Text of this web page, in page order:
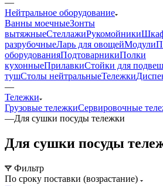
—
Нейтральное оборудование
Ванны моечныеЗонты
вытяжныеСтеллажиРукомойники
разрубочныеЛарь для овощейМодули
оборудованияПодтоварникиПолки
кухонныеПрилавкиСтойки для
тушСтолы нейтральныеТележки
—
Тележки
Грузовые тележкиСервировочные
—Для сушки посуды тележки
Для сушки посуды
Фильтр
По сроку поставки (возрастание)